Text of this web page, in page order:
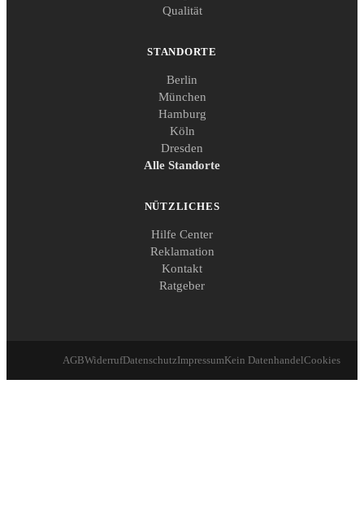
Qualität
STANDORTE
Berlin
München
Hamburg
Köln
Dresden
Alle Standorte
NÜTZLICHES
Hilfe Center
Reklamation
Kontakt
Ratgeber
AGBWiderrufDatenschutzImpressumKein DatenhandelCookies